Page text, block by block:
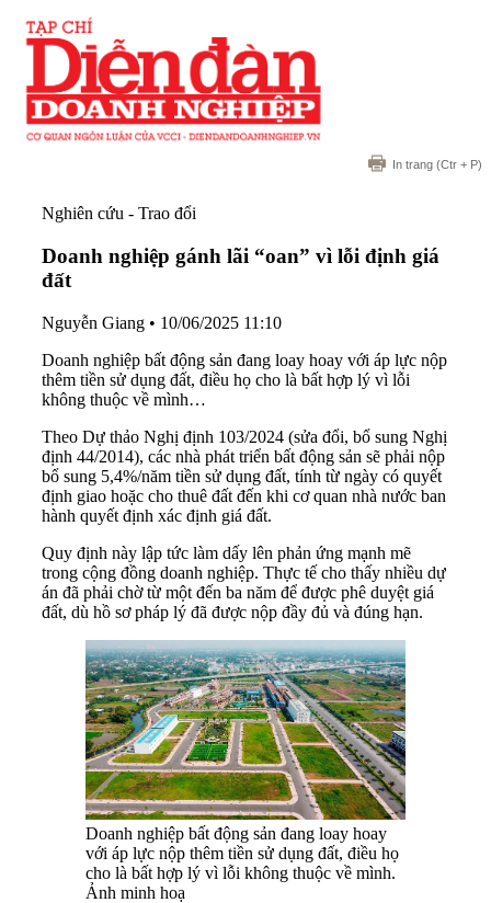
In trang (Ctr + P)
Nghiên cứu - Trao đổi
Doanh nghiệp gánh lãi “oan” vì lỗi định giá
đất
Nguyễn Giang • 10/06/2025 11:10
Doanh nghiệp bất động sản đang loay hoay với áp lực nộp
thêm tiền sử dụng đất, điều họ cho là bất hợp lý vì lỗi
không thuộc về mình…
Theo Dự thảo Nghị định 103/2024 (sửa đổi, bổ sung Nghị
định 44/2014), các nhà phát triển bất động sản sẽ phải nộp
bổ sung 5,4%/năm tiền sử dụng đất, tính từ ngày có quyết
định giao hoặc cho thuê đất đến khi cơ quan nhà nước ban
hành quyết định xác định giá đất.
Quy định này lập tức làm dấy lên phản ứng mạnh mẽ
trong cộng đồng doanh nghiệp. Thực tế cho thấy nhiều dự
án đã phải chờ từ một đến ba năm để được phê duyệt giá
đất, dù hồ sơ pháp lý đã được nộp đầy đủ và đúng hạn.
Doanh nghiệp bất động sản đang loay hoay
với áp lực nộp thêm tiền sử dụng đất, điều họ
cho là bất hợp lý vì lỗi không thuộc về mình.
Ảnh minh hoạ